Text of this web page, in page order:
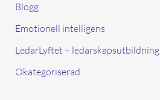
Blogg
Emotionell intelligens
LedarLyftet – ledarskapsutbildning
Okategoriserad